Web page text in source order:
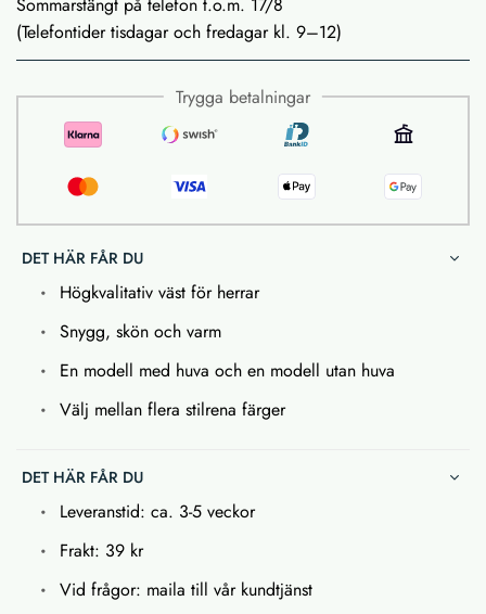
(Telefontider tisdagar och fredagar kl. 9–12)
Trygga betalningar
DET HÄR FÅR DU
Högkvalitativ väst för herrar
Snygg, skön och varm
En modell med huva och en modell utan huva
Välj mellan flera stilrena färger
DET HÄR FÅR DU
Leveranstid: ca. 3-5 veckor
Frakt: 39 kr
Vid frågor: maila till vår kundtjänst